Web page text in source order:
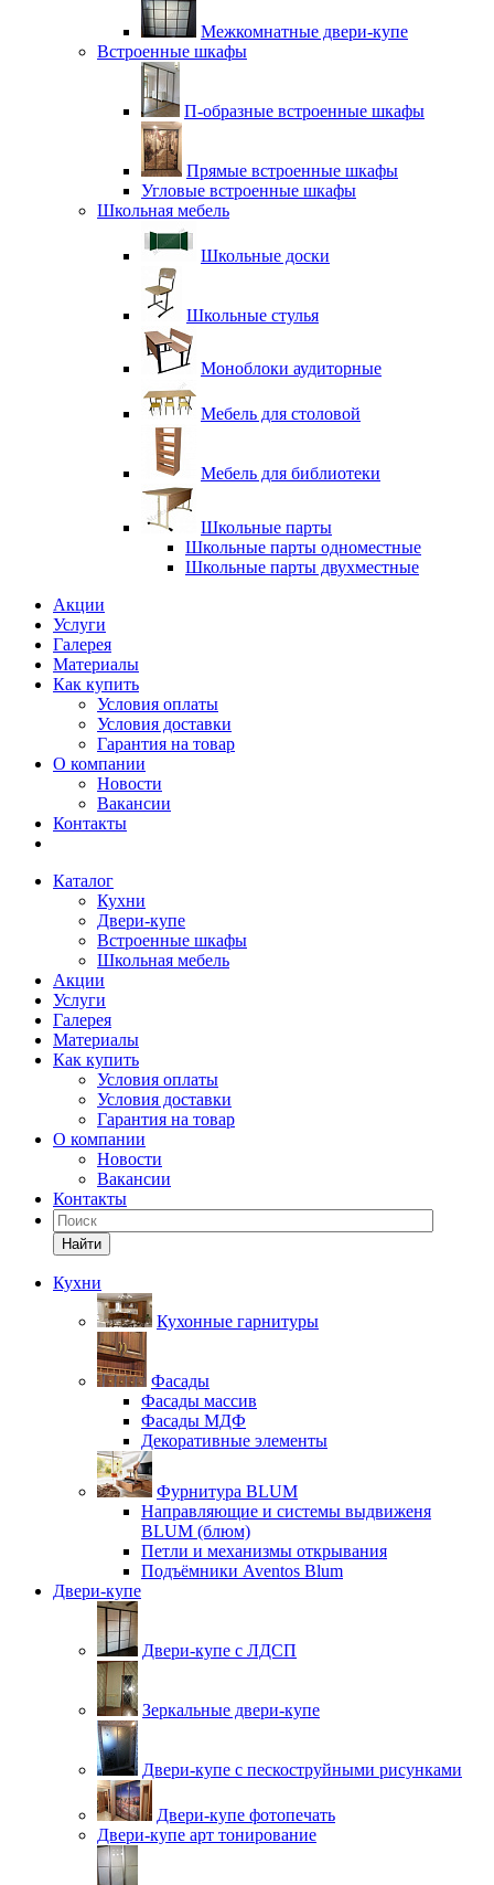
Межкомнатные двери-купе
Встроенные шкафы
П-образные встроенные шкафы
Прямые встроенные шкафы
Угловые встроенные шкафы
Школьная мебель
Школьные доски
Школьные стулья
Моноблоки аудиторные
Мебель для столовой
Мебель для библиотеки
Школьные парты
Школьные парты одноместные
Школьные парты двухместные
Акции
Услуги
Галерея
Материалы
Как купить
Условия оплаты
Условия доставки
Гарантия на товар
О компании
Новости
Вакансии
Контакты
Каталог
Кухни
Двери-купе
Встроенные шкафы
Школьная мебель
Акции
Услуги
Галерея
Материалы
Как купить
Условия оплаты
Условия доставки
Гарантия на товар
О компании
Новости
Вакансии
Контакты
Найти
Кухни
Кухонные гарнитуры
Фасады
Фасады массив
Фасады МДФ
Декоративные элементы
Фурнитура BLUM
Направляющие и системы выдвиженя
BLUM (блюм)
Петли и механизмы открывания
Подъёмники Aventos Blum
Двери-купе
Двери-купе с ЛДСП
Зеркальные двери-купе
Двери-купе с пескоструйными рисунками
Двери-купе фотопечать
Двери-купе арт тонирование